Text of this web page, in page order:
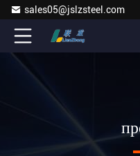
sales05@jslzsteel.com